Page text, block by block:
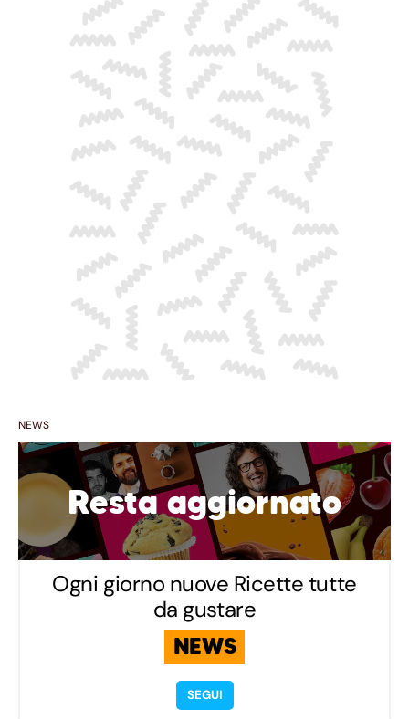
NEWS
Resta aggiornato
Ogni giorno nuove Ricette tutte
da gustare
NEWS
SEGUI